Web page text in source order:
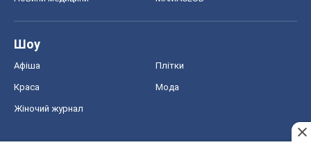
Шоу
Афіша Плітки
Краса Мода
Жіночий журнал